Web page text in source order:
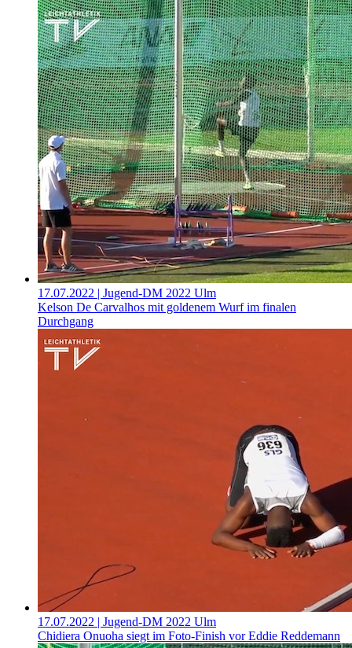
17.07.2022 | Jugend-DM 2022 Ulm
Kelson De Carvalhos mit goldenem Wurf im finalen
Durchgang
17.07.2022 | Jugend-DM 2022 Ulm
Chidiera Onuoha siegt im Foto-Finish vor Eddie Reddemann